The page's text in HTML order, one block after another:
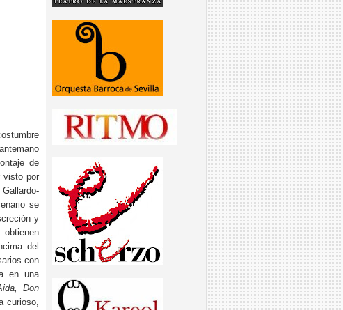
de
visto por
se
y
del
con
en una
Don
curioso,